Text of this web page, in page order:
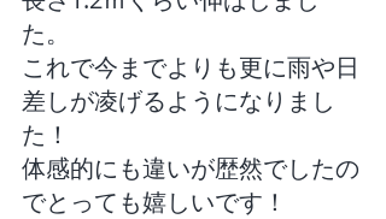
た。
これで今までよりも更に雨や日
差しが凌げるようになりまし
た！
体感的にも違いが歴然でしたの
でとっても嬉しいです！